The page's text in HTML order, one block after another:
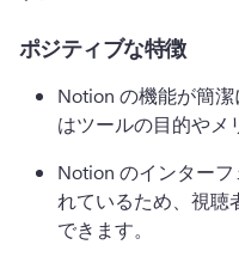
ポジティブな特徴
Notion の機能が簡
はツールの目的やメ
Notion のインター
れているため、視聴
できます。